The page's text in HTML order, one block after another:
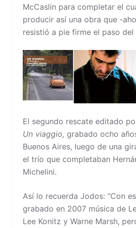
McCaslin para completar el
producir así una obra que -
resistió a pie firme el paso del
El segundo rescate editado
Un viaggio, grabado ocho
Buenos Aires, luego de una
el trío que completaban
Michelini.
Así lo recuerda Jodos: “Con
grabado en 2007 música de
Lee Konitz y Warne Marsh,